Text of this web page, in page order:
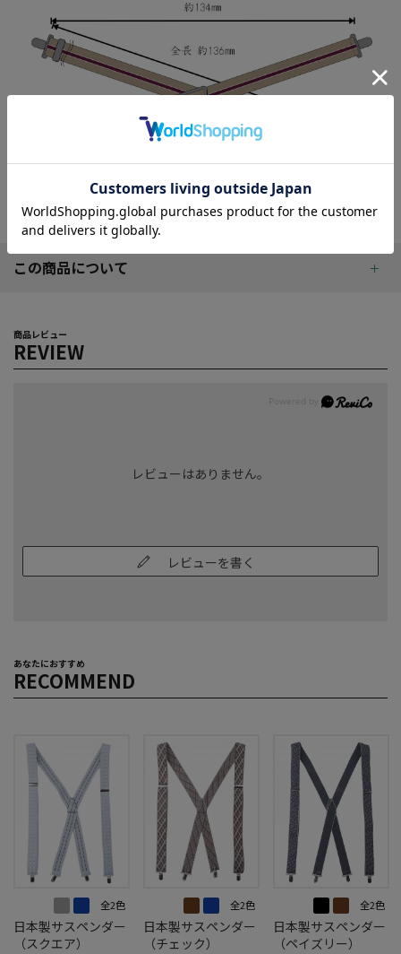
この商品について
商品レビュー
REVIEW
レビューはありません。
レビューを書く
あなたにおすすめ
RECOMMEND
全2色
日本製サスペンダー
（スクエア）
全2色
日本製サスペンダー
（チェック）
全2色
日本製サスペンダー
（ペイズリー）